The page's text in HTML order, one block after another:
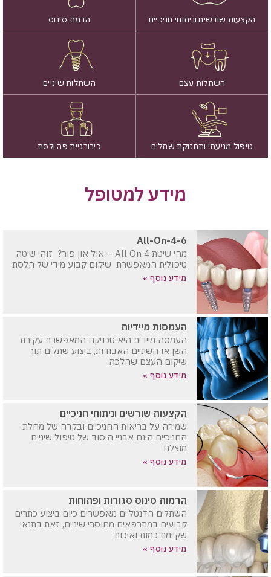
הקצעות שורשים וניתוחי חניכיים הרמת סינוס
השתלות עצם השתלות שיניים
טיפול מניעתי ותחזוקת שתלים כירורגיית פה ולסת
מידע למטופל
All-On-4-6
מהי שיטת All On 4 – אול און פור? זוהי שיטה
טיפולית המאפשרת שיקום קבוע מידי של הלסת
מידע נוסף »
העמסות מיידיות
העמסה מיידית היא טכניקה המאפשרת עקירת
השן או השיניים האבודות, ביצוע שתלים תוך
שיקום העצם שהלכה
מידע נוסף »
הקצעות שורשים וניתוחי חניכיים
שמירה על בריאות החניכיים ובקרה של מחלת
החניכיים הינם אבניי היסוד של טיפול שיניים
מוצלח
מידע נוסף »
הרמות סינוס סגורות ופתוחות
השתלים הדנטליים מאפשרים כיום ביצוע כתרים
קבועים במתרפאים מחוסרי שיניים, זאת בתנאי
שקיימת כמות ואיכות
מידע נוסף »